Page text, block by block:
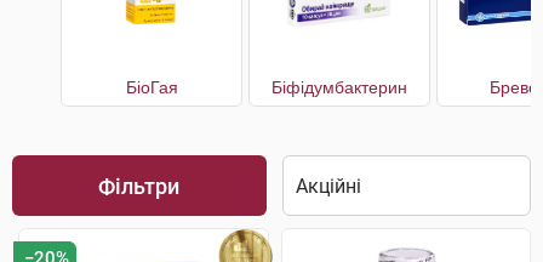
БіоГая Біфідумбактерин
Фільтри